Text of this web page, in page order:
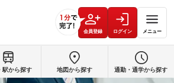
会員登録 ログイン メニュー
駅から探す 地図から探す 通勤・通学から探す